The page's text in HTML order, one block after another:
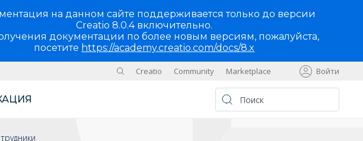
на данном сайте поддерживается только до версии
Creatio 8.0.4 включительно.
документации по более новым версиям, пожалуйста,
посетите https://academy.creatio.com/docs/8.x
Creatio Community Marketplace Войти